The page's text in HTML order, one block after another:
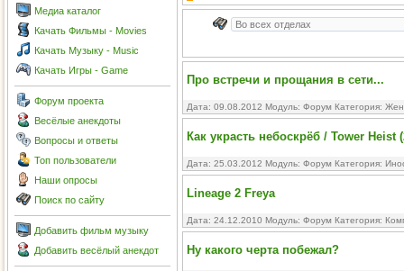
Медиа каталог
Качать Фильмы - Movies
Качать Музыку - Music
Качать Игры - Game
Форум проекта
Весёлые анекдоты
Вопросы и ответы
Топ пользователи
Наши опросы
Поиск по сайту
Добавить фильм музыку
Добавить весёлый анекдот
Про встречи и прощания в сети...
Дата: 09.08.2012 Модуль: Форум Категория:
Как украсть небоскрёб / Tower Heist
Дата: 25.03.2012 Модуль: Форум Категория:
Lineage 2 Freya
Дата: 24.12.2010 Модуль: Форум Категория:
Ну какого черта побежал?